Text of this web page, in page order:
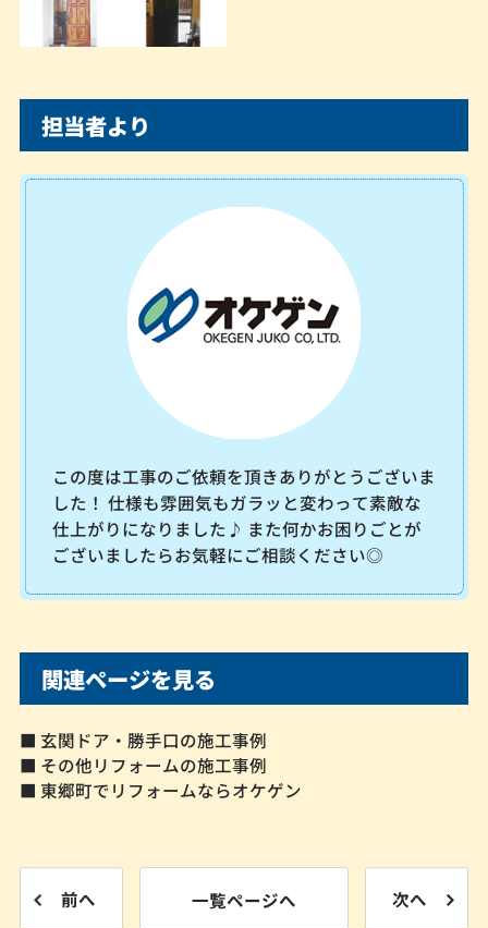
担当者より
この度は工事のご依頼を頂きありがとうございま
した！ 仕様も雰囲気もガラッと変わって素敵な
仕上がりになりました♪ また何かお困りごとが
ございましたらお気軽にご相談ください◎
関連ページを見る
■ 玄関ドア・勝手口の施工事例
■ その他リフォームの施工事例
■ 東郷町でリフォームならオケゲン
前へ 一覧ページへ 次へ